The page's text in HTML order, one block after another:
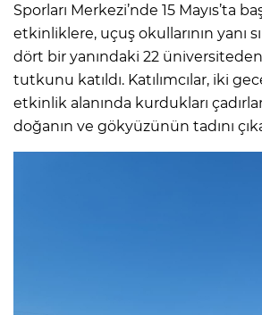
Sporları Merkezi’nde 15 Mayıs’ta
etkinliklere, uçuş okullarının yanı
dört bir yanındaki 22 üniversiteden
tutkunu katıldı. Katılımcılar, iki
etkinlik alanında kurdukları
doğanın ve gökyüzünün tadını